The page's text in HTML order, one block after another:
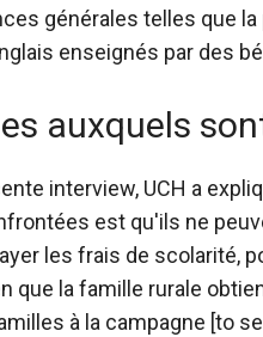
générales telles que
enseignés par des
auxquels
interview, UCH a
est qu'ils ne
les frais de scolarité,
que la famille rurale
à la campagne [to